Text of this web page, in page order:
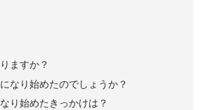
ますか？
なり始めたのでしょうか？
り始めたきっかけは？